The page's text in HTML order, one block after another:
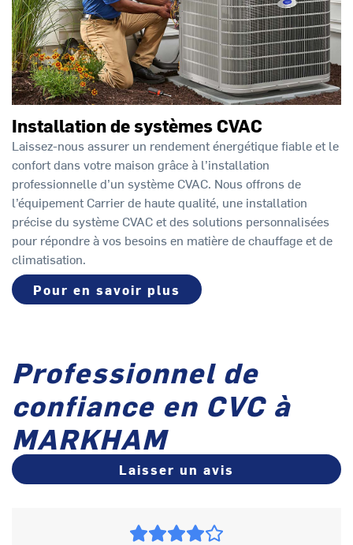
Installation de systèmes CVAC
Laissez-nous assurer un rendement énergétique fiable et le
confort dans votre maison grâce à l’installation
professionnelle d’un système CVAC. Nous offrons de
l’équipement Carrier de haute qualité, une installation
précise du système CVAC et des solutions personnalisées
pour répondre à vos besoins en matière de chauffage et de
climatisation.
Pour en savoir plus
Professionnel de
confiance en CVC à
MARKHAM
Laisser un avis